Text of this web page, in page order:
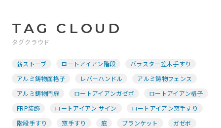
TAG CLOUD
タグクラウド
薪ストーブ ロートアイアン階段
バラスター笠木手すり
アルミ鋳物面格子
レバーハンドル
アルミ鋳物フェンス
アルミ鋳物門扉
ロートアイアンガゼボ
ロートアイアン格子
FRP装飾
ロートアイアン サイン
ロートアイアン窓手すり
階段手すり
窓手すり 庇 ブランケット
ガゼボ